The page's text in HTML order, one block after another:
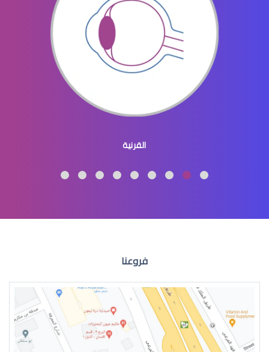
الماء الازرق بالعين
ماء الازرق بالعين
الماء الازرق للعين
القرنية
فروعنا